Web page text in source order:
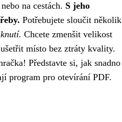
na cestách. S jeho
Potřebujete sloučit několik
Chcete zmenšit velikost
místo bez ztráty kvality.
Představte si, jak snadno
program pro otevírání PDF.